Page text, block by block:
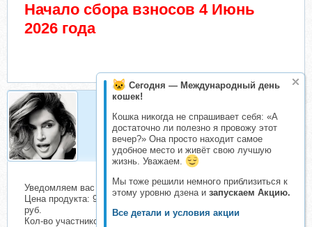
Сегодня — Международный день
кошек!
Кошка никогда не спрашивает себя: «А
достаточно ли полезно я провожу этот
вечер?» Она просто находит самое
удобное место и живёт свою лучшую
жизнь. Уважаем.
Мы тоже решили немного приблизиться к
этому уровню дзена и запускаем Акцию.
Все детали и условия акции
Начало сбора взносов 4 Июнь
2026 года
Cyndy C.
Организатор складчин
Уведомляем вас о начале сбора взносов.
Цена продукта: 9480 руб. Взнос с каждого участника: 560
руб.
Кол-во участников в основном списке: 12 чел.